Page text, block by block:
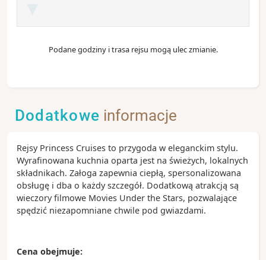
Podane godziny i trasa rejsu mogą ulec zmianie.
Dodatkowe informacje
Rejsy Princess Cruises to przygoda w eleganckim stylu.
Wyrafinowana kuchnia oparta jest na świeżych, lokalnych
składnikach. Załoga zapewnia ciepłą, spersonalizowana
obsługę i dba o każdy szczegół. Dodatkową atrakcją są
wieczory filmowe Movies Under the Stars, pozwalające
spędzić niezapomniane chwile pod gwiazdami.
Cena obejmuje: